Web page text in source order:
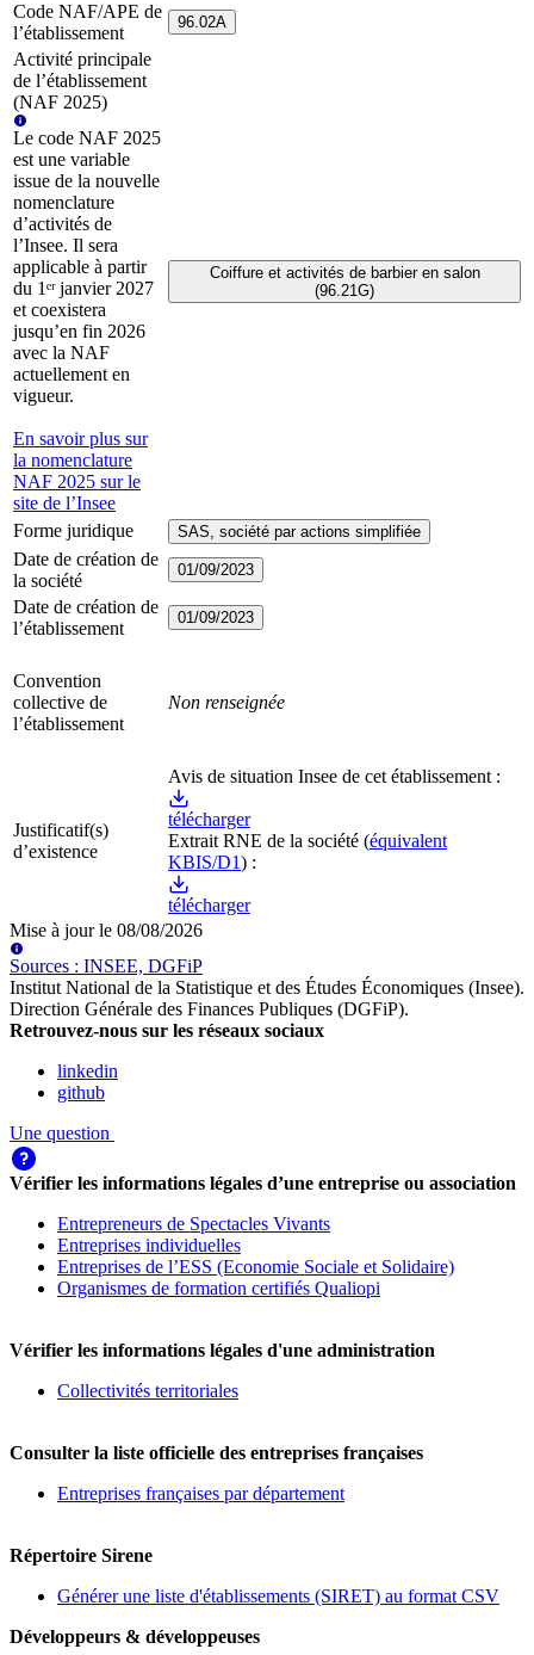
Code NAF/APE de
l’établissement
96.02A
Activité principale
de l’établissement
(NAF 2025)
Le code NAF 2025
est une variable
issue de la nouvelle
nomenclature
d’activités de
l’Insee. Il sera
applicable à partir
du 1ᵉʳ janvier 2027
et coexistera
jusqu’en fin 2026
avec la NAF
actuellement en
vigueur.
En savoir plus sur
la nomenclature
NAF 2025 sur le
site de l’Insee
Coiffure et activités de barbier en salon
(96.21G)
Forme juridique SAS, société par actions simplifiée
Date de création de
la société
01/09/2023
Date de création de
l’établissement
01/09/2023
Convention
collective de
l’établissement
Non renseignée
Justificatif(s)
d’existence
Avis de situation Insee de cet établissement :
télécharger
Extrait RNE de la société (équivalent
KBIS/D1) :
télécharger
Mise à jour le 08/08/2026
Sources : INSEE, DGFiP
Institut National de la Statistique et des Études Économiques (Insee).
Direction Générale des Finances Publiques (DGFiP).
Retrouvez-nous sur les réseaux sociaux
linkedin
github
Une question
Vérifier les informations légales d’une entreprise ou association
Entrepreneurs de Spectacles Vivants
Entreprises individuelles
Entreprises de l’ESS (Economie Sociale et Solidaire)
Organismes de formation certifiés Qualiopi
Vérifier les informations légales d'une administration
Collectivités territoriales
Consulter la liste officielle des entreprises françaises
Entreprises françaises par département
Répertoire Sirene
Générer une liste d'établissements (SIRET) au format CSV
Développeurs & développeuses